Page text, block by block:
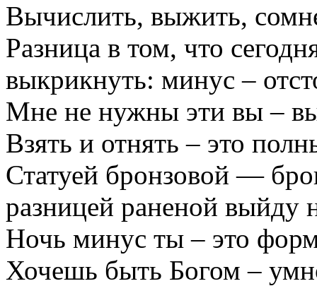
Вычислить, выжить,
Разница в том, что
выкрикнуть: минус –
Мне не нужны эти вы –
Взять и отнять – это
Статуей бронзовой —
разницей раненой выйду
Ночь минус ты – это
Хочешь быть Богом –